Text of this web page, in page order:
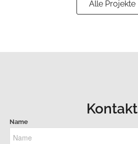
Alle Projekte
Kontakt
Name